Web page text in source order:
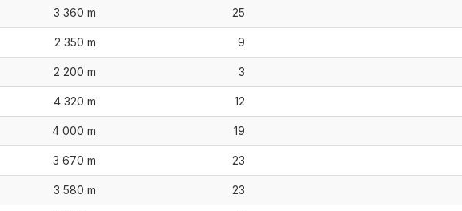
3 360 m 25
2 350 m 9
2 200 m 3
4 320 m 12
4 000 m 19
3 670 m 23
3 580 m 23